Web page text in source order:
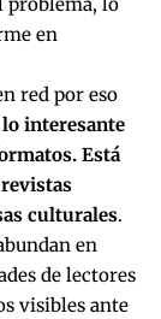
problema, lo
en
red por eso
lo interesante
Está
culturales.
en
de lectores
visibles ante